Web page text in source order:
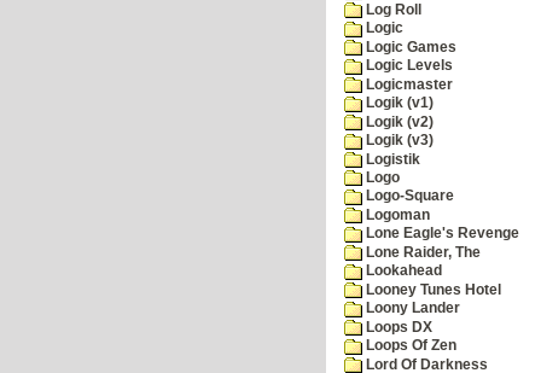
Log Roll
Logic
Logic Games
Logic Levels
Logicmaster
Logik (v1)
Logik (v2)
Logik (v3)
Logistik
Logo
Logo-Square
Logoman
Lone Eagle's Revenge
Lone Raider, The
Lookahead
Looney Tunes Hotel
Loony Lander
Loops DX
Loops Of Zen
Lord Of Darkness